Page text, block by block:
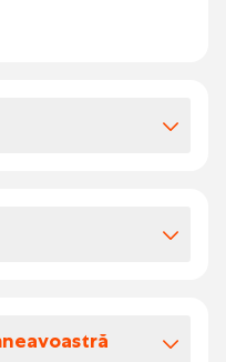
cu beneficii